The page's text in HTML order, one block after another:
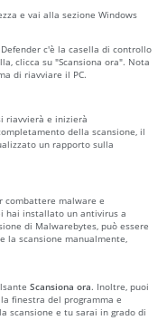
e vai alla sezione Windows
c'è la casella di controllo
clicca su "Scansiona ora". Nota
di riavviare il PC.
riavvierà e inizierà
della scansione, il
un rapporto sulla
combattere malware e
hai installato un antivirus a
di Malwarebytes, può essere
la scansione manualmente,
Scansiona ora. Inoltre, puoi
finestra del programma e
scansione e tu sarai in grado di